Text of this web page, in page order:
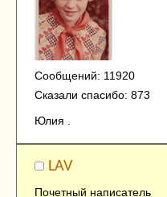
Сообщений: 11920
Сказали спасибо: 873
Юлия .
LAV
Почетный написатель